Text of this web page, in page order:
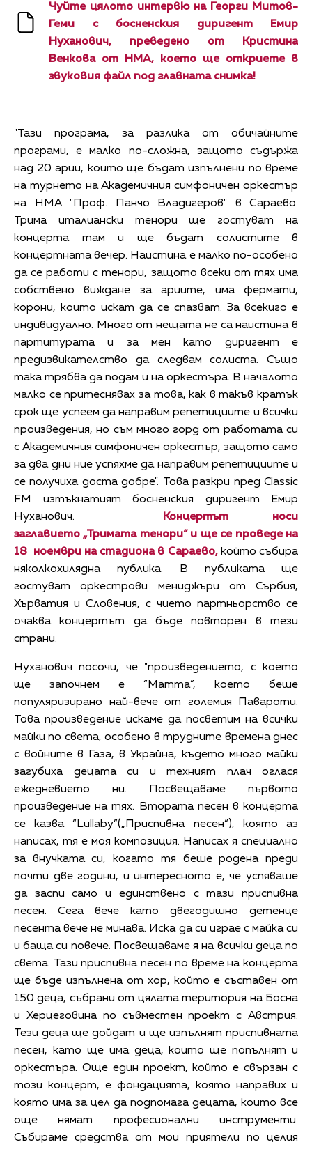
Чуйте цялото интервю на Георги Митов-
Геми с босненския диригент Емир
Нуханович, преведено от Кристина
Венкова от НМА, което ще откриете в
звуковия файл под главната снимка!
"Тази програма, за разлика от обичайните
програми, е малко по-сложна, защото съдържа
над 20 арии, които ще бъдат изпълнени по време
на турнето на Академичния симфоничен оркестър
на НМА "Проф. Панчо Владигеров" в Сараево.
Трима италиански тенори ще гостуват на
концерта там и ще бъдат солистите в
концертната вечер. Наистина е малко по-особено
да се работи с тенори, защото всеки от тях има
собствено виждане за ариите, има фермати,
корони, които искат да се спазват. За всекиго е
индивидуално. Много от нещата не са наистина в
партитурата и за мен като диригент е
предизвикателство да следвам солиста. Също
така трябва да подам и на оркестъра. В началото
малко се притеснявах за това, как в такъв кратък
срок ще успеем да направим репетициите и всички
произведения, но съм много горд от работата си
с Академичния симфоничен оркестър, защото само
за два дни ние успяхме да направим репетициите и
се получиха доста добре". Това разкри пред Classic
FM изтъкнатият босненския диригент
Емир
Нуханович. Концертът носи
заглавието „Тримата тенори“ и ще се проведе на
18 ноември на стадиона в Сараево, който събира
няколкохилядна публика. В публиката ще
гостуват оркестрови мениджъри от Сърбия,
Хърватия и Словения, с чието партньорство се
очаква концертът да бъде повторен в тези
страни.
Нуханович посочи, че "произведението, с което
ще започнем е “Mamma”, което беше
популяризирано най-вече от големия Павароти.
Това произведение искаме да посветим на всички
майки по света, особено в трудните времена днес
с войните в Газа, в Украйна, където много майки
загубиха децата си и техният плач оглася
ежедневието ни. Посвещаваме първото
произведение на тях. Втората песен в концерта
се казва “Lullaby”(„Приспивна песен“), която аз
написах, тя е моя композиция. Написах я специално
за внучката си, когато тя беше родена преди
почти две години, и интересното е, че успяваше
да заспи само и единствено с тази приспивна
песен. Сега вече като двегодишно детенце
песента вече не минава. Иска да си играе с майка си
и баща си повече. Посвещаваме я на всички деца по
света. Тази приспивна песен по време на концерта
ще бъде изпълнена от хор, който е съставен от
150 деца, събрани от цялата територия на Босна
и Херцеговина по съвместен проект с Австрия.
Тези деца ще дойдат и ще изпълнят приспивната
песен, като ще има деца, които ще попълнят и
оркестъра. Още един проект, който е свързан с
този концерт, е фондацията, която направих и
която има за цел да подпомага децата, които все
още нямат професионални инструменти.
Събираме средства от мои приятели по целия